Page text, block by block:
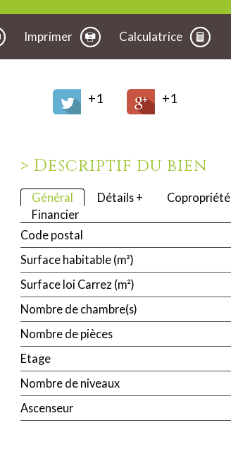
Imprimer Calculatrice
+1 +1
> Descriptif du bien
Général Détails +
Copropriété
Financier
Code postal
Surface habitable (m²)
Surface loi Carrez (m²)
Nombre de chambre(s)
Nombre de pièces
Etage
Nombre de niveaux
Ascenseur